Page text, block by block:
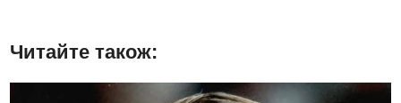
Читайте також: